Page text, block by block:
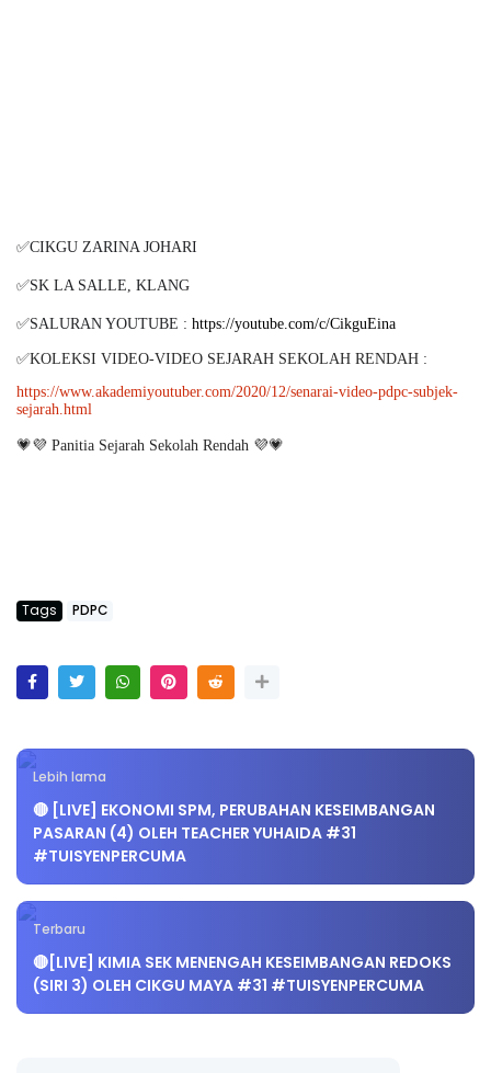
✅CIKGU ZARINA JOHARI
✅SK LA SALLE, KLANG
✅SALURAN YOUTUBE : https://youtube.com/c/CikguEina
✅KOLEKSI VIDEO-VIDEO SEJARAH SEKOLAH RENDAH :
https://www.akademiyoutuber.com/2020/12/senarai-video-pdpc-subjek-
sejarah.html
💗💜 Panitia Sejarah Sekolah Rendah 💜💗
Tags PDPC
Lebih lama
🔴 [LIVE] EKONOMI SPM, PERUBAHAN KESEIMBANGAN
PASARAN (4) OLEH TEACHER YUHAIDA #31
#TUISYENPERCUMA
Terbaru
🔴[LIVE] KIMIA SEK MENENGAH KESEIMBANGAN REDOKS
(SIRI 3) OLEH CIKGU MAYA #31 #TUISYENPERCUMA